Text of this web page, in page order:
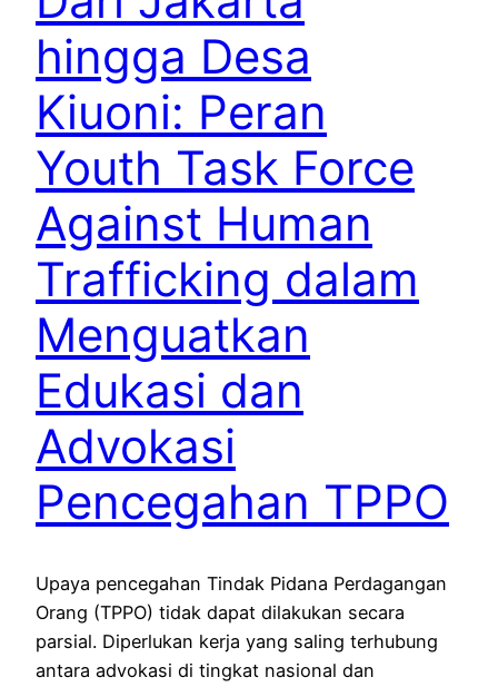
hingga Desa
Kiuoni: Peran
Youth Task Force
Against Human
Trafficking dalam
Menguatkan
Edukasi dan
Advokasi
Pencegahan TPPO
Upaya pencegahan Tindak Pidana Perdagangan
Orang (TPPO) tidak dapat dilakukan secara
parsial. Diperlukan kerja yang saling terhubung
antara advokasi di tingkat nasional dan